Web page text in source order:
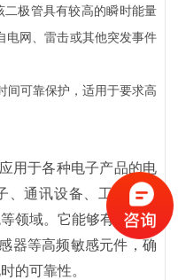
二极管具有较高的瞬时能量
电网、雷击或其他突发事件
间可靠保护，适用于要求高
用于各种电子产品的电
、通讯设备、工业自动
领域。它能够有效保护
器等高频敏感元件，确
的可靠性。